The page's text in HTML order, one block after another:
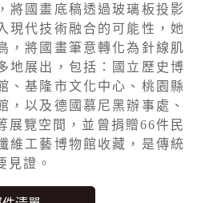
將國畫底稿透過玻璃板投影
現代技術融合的可能性，她
，將國畫筆意轉化為針線肌
地展出，包括：國立歷史博
、基隆市文化中心、桃園縣
，以及德國慕尼黑辦事處、
展覽空間，並曾捐贈66件民
維工藝博物館收藏，是傳統
見證。